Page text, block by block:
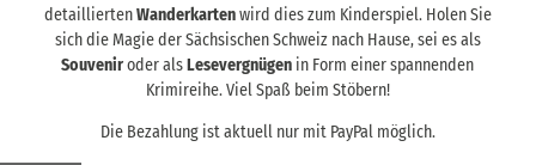
detailliertenWanderkartenwird dies zum Kinderspiel. Holen Sie
sich die Magie der Sächsischen Schweiz nach Hause, sei es als
Souveniroder alsLesevergnügen in Form einer spannenden
Krimireihe. Viel Spaß beim Stöbern!
Die Bezahlung ist aktuell nur mit PayPal möglich.